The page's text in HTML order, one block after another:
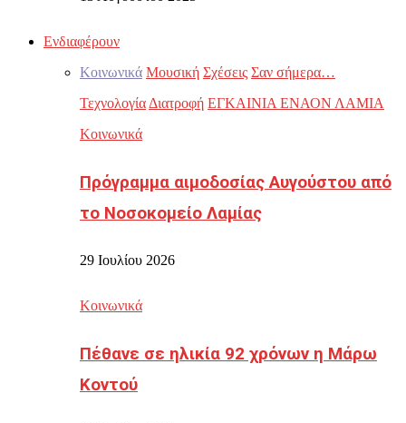
Ενδιαφέρουν
Κοινωνικά Μουσική Σχέσεις Σαν σήμερα…
Τεχνολογία Διατροφή ΕΓΚΑΙΝΙΑ ΕΝΑΟΝ ΛΑΜΙΑ
Κοινωνικά
Πρόγραμμα αιμοδοσίας Αυγούστου από
το Νοσοκομείο Λαμίας
29 Ιουλίου 2026
Κοινωνικά
Πέθανε σε ηλικία 92 χρόνων η Μάρω
Κοντού